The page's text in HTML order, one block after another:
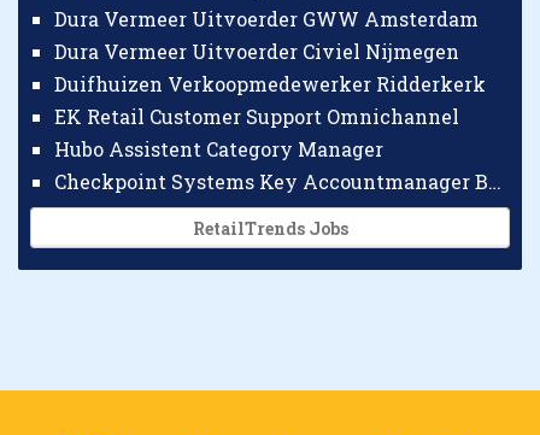
Dura Vermeer Uitvoerder GWW Amsterdam
Dura Vermeer Uitvoerder Civiel Nijmegen
Duifhuizen Verkoopmedewerker Ridderkerk
EK Retail Customer Support Omnichannel
Hubo Assistent Category Manager
Checkpoint Systems Key Accountmanager Benelux
RetailTrends Jobs